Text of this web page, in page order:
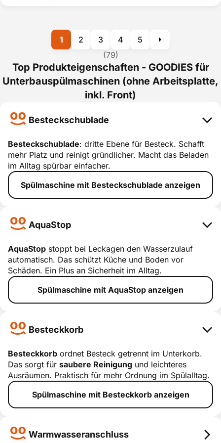
(79)
1 2 3 4 5
Top Produkteigenschaften - GOODIES für
Unterbauspülmaschinen (ohne Arbeitsplatte,
inkl. Front)
Besteckschublade
Bestecksch
ublade
smart erklärt
Besteckschublade: dritte Ebene für Besteck. Schafft
mehr Platz und reinigt gründlicher. Macht das Beladen
im Alltag spürbar einfacher.
Spülmaschine mit Besteckschublade anzeigen
AquaStop
AquaStop
AquaStop stoppt bei Leckagen den Wasserzulauf
automatisch. Das schützt Küche und Boden vor
Schäden. Ein Plus an Sicherheit im Alltag.
Spülmaschine mit AquaStop anzeigen
Besteckkorb
Besteckkorb
Besteckkorb ordnet Besteck getrennt im Unterkorb.
Das sorgt für saubere Reinigung und leichteres
Ausräumen. Praktisch für mehr Ordnung im Spülalltag.
Spülmaschine mit Besteckkorb anzeigen
Warmwasseranschluss